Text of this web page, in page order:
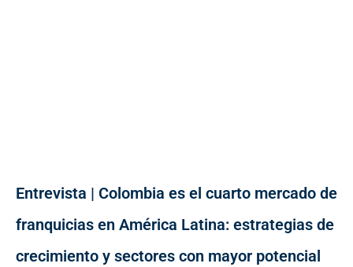
Entrevista | Colombia es el cuarto mercado de
franquicias en América Latina: estrategias de
crecimiento y sectores con mayor potencial